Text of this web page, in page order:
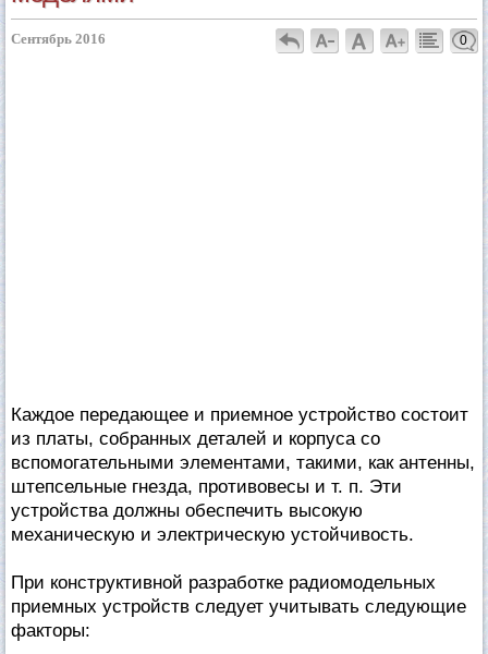
Сентябрь 2016 0
Каждое передающее и приемное устройство состоит
из платы, собранных деталей и корпуса со
вспомогательными элементами, такими, как антенны,
штепсельные гнезда, противовесы и т. п. Эти
устройства должны обеспечить высокую
механическую и электрическую устойчивость.
При конструктивной разработке радиомодельных
приемных устройств следует учитывать следующие
факторы: